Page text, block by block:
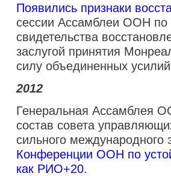
Появились признаки
сессии Ассамблеи ООН
свидетельства
заслугой принятия
силу объединенных
2012
Генеральная Ассамблея
состав совета
сильного международного
Конференции ООН по
как РИО+20.